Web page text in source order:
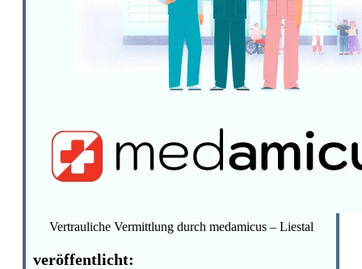
Vertrauliche Vermittlung durch medamicus – Liestal
veröffentlicht: